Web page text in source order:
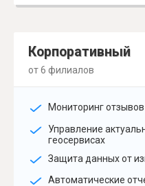
Корпоративный
от 6 филиалов
Мониторинг
Управление
геосервисах
Защита данных от
Автоматические